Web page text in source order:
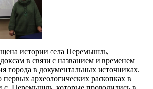
истории села Перемышль,
в связи с названием и временем
города в документальных источниках.
первых археологических раскопках в